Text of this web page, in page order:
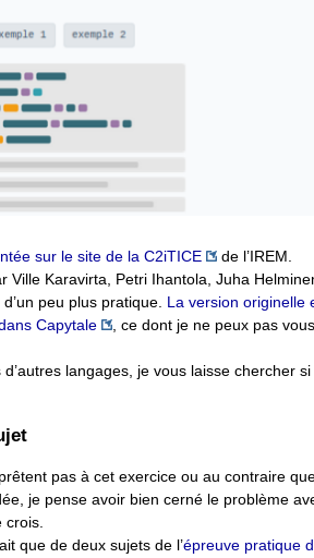
sur le site de la C2iTICE
de l’IREM.
Karavirta, Petri Ihantola, Juha
peu plus pratique. La version originelle
Capytale
, ce dont je ne peux pas
langages, je vous laisse chercher
pas à cet exercice ou au contraire
je pense avoir bien cerné le problème
crois.
que de deux sujets de l’épreuve pratique